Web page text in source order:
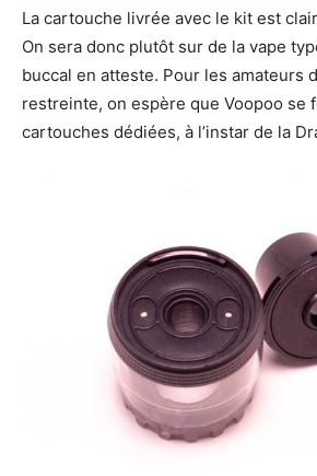
La cartouche livrée avec le kit est
On sera donc plutôt sur de la vape
buccal en atteste. Pour les amateurs
restreinte, on espère que Voopoo se
cartouches dédiées, à l’instar de la